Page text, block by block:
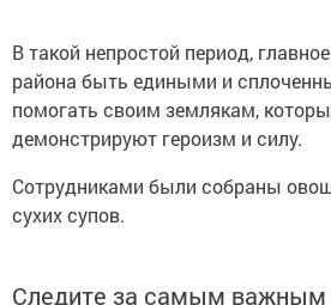
В такой непростой период,
района быть едиными и
помогать своим землякам,
демонстрируют героизм и силу.
Сотрудниками были собраны
сухих супов.
Следите за самым важным